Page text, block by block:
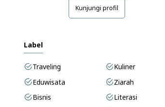
Kunjungi profil
Label
Traveling
Kuliner
Eduwisata
Ziarah
Bisnis
Literasi